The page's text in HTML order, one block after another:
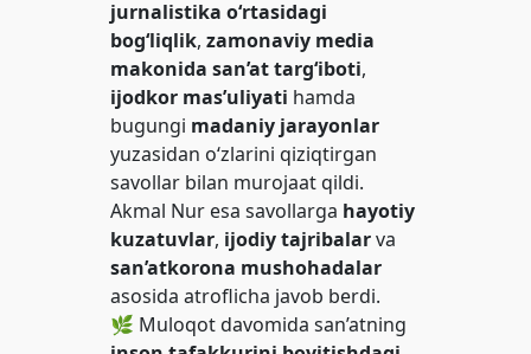
jurnalistika o‘rtasidagi
bog‘liqlik,zamonaviy media
makonida san’at targ‘iboti,
ijodkor mas’uliyati hamda
bugungi madaniy jarayonlar
yuzasidan o‘zlarini qiziqtirgan
savollar bilan murojaat qildi.
Akmal Nur esa savollarga hayotiy
kuzatuvlar, ijodiy tajribalarva
san’atkorona mushohadalar
asosida atroflicha javob berdi.
🌿 Muloqot davomida san’atning